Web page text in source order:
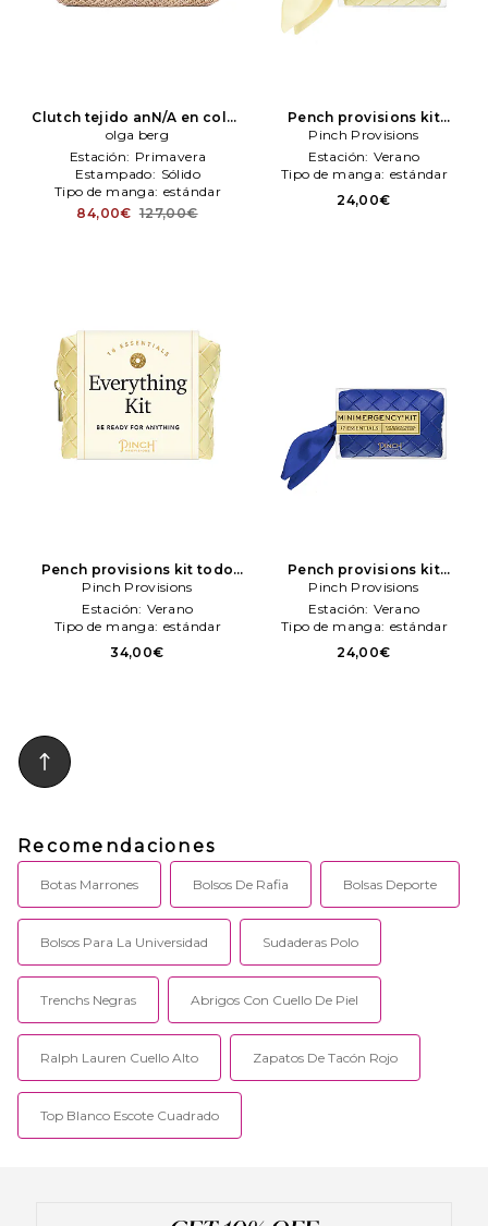
Clutch tejido anN/A en color
Neutro olga berg
olga berg
Estación: Primavera
Estampado: Sólido
Tipo de manga: estándar
84,00€ 127,00€
Pench provisions kit
menimergency tejido woven
menimergency kit en color
amarillo Pinch Provisions
Pinch Provisions
Estación: Verano
Tipo de manga: estándar
24,00€
Pench provisions kit todo
en uno tejido de pench
provisions pench provisions
woven everytheng kit en
Provisions
Pinch Provisions
Estación: Verano
Tipo de manga: estándar
34,00€
Pench provisions kit
menimergency tejido woven
menimergency kit en color
azul Pinch Provisions
Pinch Provisions
Estación: Verano
Tipo de manga: estándar
24,00€
Recomendaciones
Botas Marrones Bolsos De Rafia Bolsas Deporte
Bolsos Para La Universidad Sudaderas Polo
Trenchs Negras Abrigos Con Cuello De Piel
Ralph Lauren Cuello Alto Zapatos De Tacón Rojo
Top Blanco Escote Cuadrado